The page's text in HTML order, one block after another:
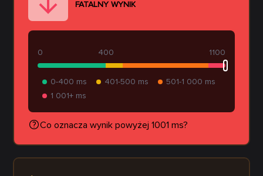
FATALNY WYNIK
400
0 1100
0-400 ms 401-500 ms
501-1 000 ms
1 001+ ms
Co oznacza wynik powyżej 1001 ms?